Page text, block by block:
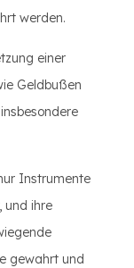
werden.
einer
Geldbußen
Instrumente
und ihre
gewahrt und